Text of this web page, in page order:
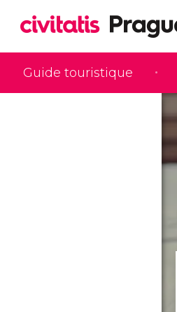
Guide touristique